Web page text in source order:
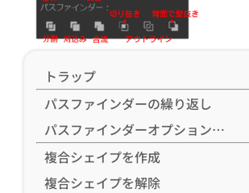
トラップ
パスファインダーの繰り返し
パスファインダーオプション…
複合シェイプを作成
複合シェイプを解除